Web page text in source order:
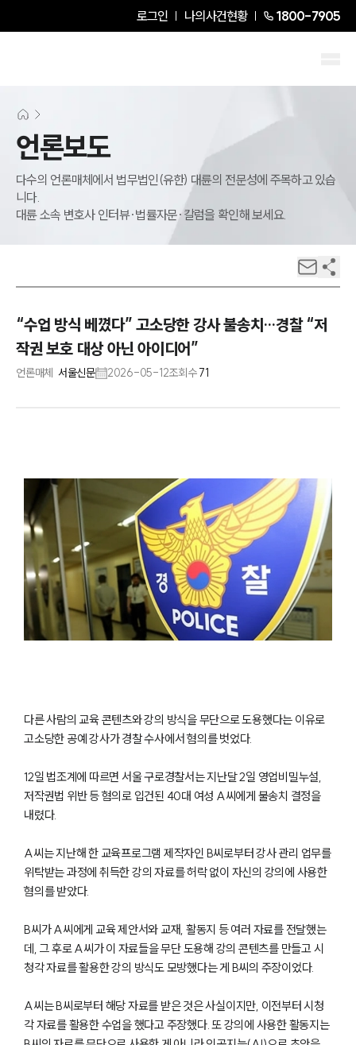
로그인 나의사건현황 1800-7905
언론보도
다수의 언론매체에서 법무법인(유한) 대륜의 전문성에 주목하고 있습
니다.
대륜 소속 변호사 인터뷰·법률자문·칼럼을 확인해 보세요.
“수업 방식 베꼈다” 고소당한 강사 불송치…경찰 “저
작권 보호 대상 아닌 아이디어”
언론매체 서울신문 2026-05-12조회수71
다른 사람의 교육 콘텐츠와 강의 방식을 무단으로 도용했다는 이유로
고소당한 공예 강사가 경찰 수사에서 혐의를 벗었다.
12일 법조계에 따르면 서울 구로경찰서는 지난달 2일 영업비밀누설,
저작권법 위반 등 혐의로 입건된 40대 여성 A씨에게 불송치 결정을
내렸다.
A씨는 지난해 한 교육프로그램 제작자인 B씨로부터 강사 관리 업무를
위탁받는 과정에 취득한 강의 자료를 허락 없이 자신의 강의에 사용한
혐의를 받았다.
B씨가 A씨에게 교육 제안서와 교재, 활동지 등 여러 자료를 전달했는
데, 그 후로 A씨가 이 자료들을 무단 도용해 강의 콘텐츠를 만들고 시
청각 자료를 활용한 강의 방식도 모방했다는 게 B씨의 주장이었다.
A씨는 B씨로부터 해당 자료를 받은 것은 사실이지만, 이전부터 시청
각 자료를 활용한 수업을 했다고 주장했다. 또 강의에 사용한 활동지는